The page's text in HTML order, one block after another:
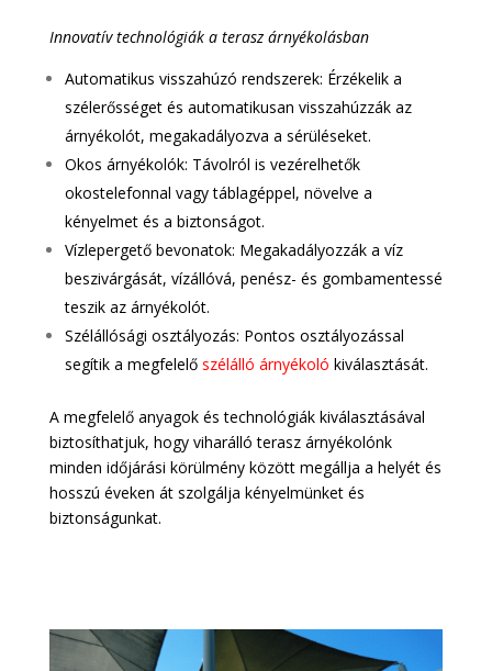
Innovatív technológiák a terasz árnyékolásban
Automatikus visszahúzó rendszerek: Érzékelik a
szélerősséget és automatikusan visszahúzzák az
árnyékolót, megakadályozva a sérüléseket.
Okos árnyékolók: Távolról is vezérelhetők
okostelefonnal vagy táblagéppel, növelve a
kényelmet és a biztonságot.
Vízlepergető bevonatok: Megakadályozzák a víz
beszivárgását, vízállóvá, penész- és gombamentessé
teszik az árnyékolót.
Szélállósági osztályozás: Pontos osztályozással
segítik a megfelelő szélálló árnyékoló kiválasztását.
A megfelelő anyagok és technológiák kiválasztásával
biztosíthatjuk, hogy viharálló terasz árnyékolónk
minden időjárási körülmény között megállja a helyét és
hosszú éveken át szolgálja kényelmünket és
biztonságunkat.